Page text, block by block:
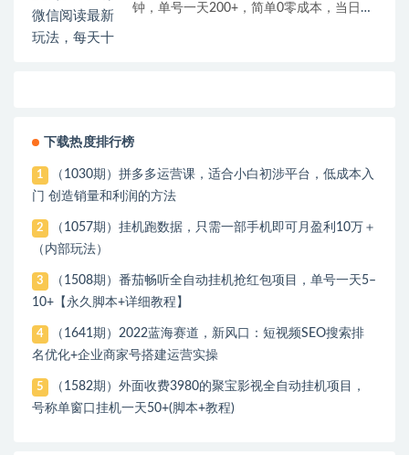
钟，单号一天200+，简单0零成本，当日提
下载热度排行榜
1
（1030期）拼多多运营课，适合小白初涉平台，低成本入
门 创造销量和利润的方法
2
（1057期）挂机跑数据，只需一部手机即可月盈利10万＋
（内部玩法）
3
（1508期）番茄畅听全自动挂机抢红包项目，单号一天5–
10+【永久脚本+详细教程】
4
（1641期）2022蓝海赛道，新风口：短视频SEO搜索排
名优化+企业商家号搭建运营实操
5
（1582期）外面收费3980的聚宝影视全自动挂机项目，
号称单窗口挂机一天50+(脚本+教程)